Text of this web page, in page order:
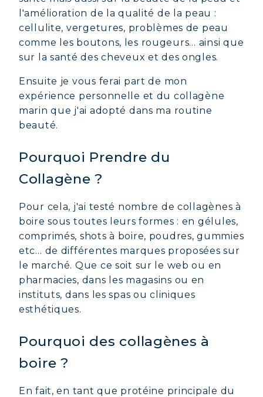
l'amélioration de la qualité de la peau :
cellulite, vergetures, problèmes de peau
comme les boutons, les rougeurs… ainsi que
sur la santé des cheveux et des ongles.
Ensuite je vous ferai part de mon
expérience personnelle et du collagène
marin que j'ai adopté dans ma routine
beauté.
Pourquoi Prendre du
Collagène ?
Pour cela, j'ai testé nombre de collagènes à
boire sous toutes leurs formes : en gélules,
comprimés, shots à boire, poudres, gummies
etc… de différentes marques proposées sur
le marché. Que ce soit sur le web ou en
pharmacies, dans les magasins ou en
instituts, dans les spas ou cliniques
esthétiques.
Pourquoi des collagènes à
boire ?
En fait, en tant que protéine principale du